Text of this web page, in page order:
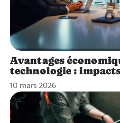
Avantages
technologie :
10 mars 2026